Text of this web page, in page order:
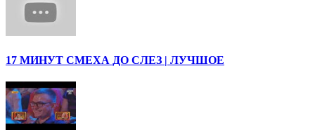
17 МИНУТ СМЕХА ДО СЛЕЗ | ЛУЧШОЕ